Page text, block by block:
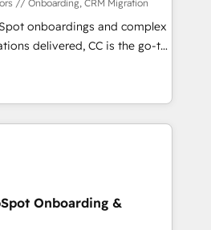
and seamless integration of
your digital ecosystem. Would
your inbound
objectives. With 125+
part of the most certified
both English & French.
// Onboarding, CRM Migration
onboardings and complex
delivered, CC is the go-to
for businesses ready to
scale smarter. We specialize
CMS migrations and
like Salesforce, NetSuite,
CRMs, turning fragmented
revenue operations and
Onboarding &